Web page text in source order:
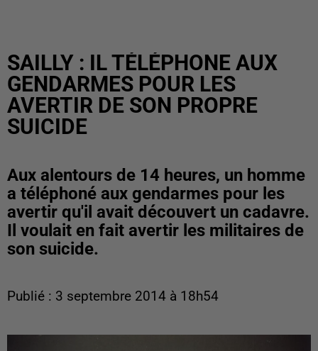
SAILLY : IL TÉLÉPHONE AUX
GENDARMES POUR LES
AVERTIR DE SON PROPRE
SUICIDE
Aux alentours de 14 heures, un homme
a téléphoné aux gendarmes pour les
avertir qu'il avait découvert un cadavre.
Il voulait en fait avertir les militaires de
son suicide.
Publié : 3 septembre 2014 à 18h54